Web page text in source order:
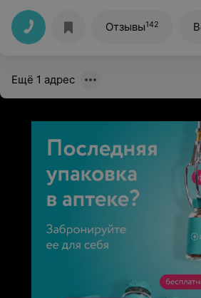
Викуле) Так же спасибо девочкам-
внимание и заботу!Отзывы142
Ещё 1 адрес